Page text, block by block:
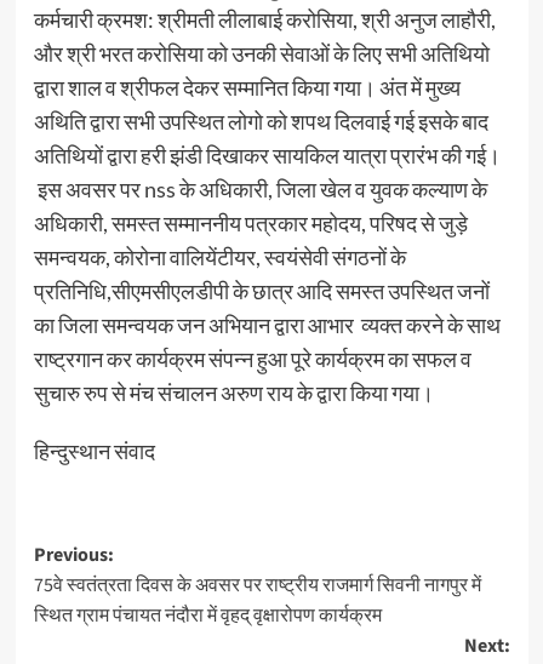
कर्मचारी क्रमश: श्रीमती लीलाबाई करोसिया, श्री अनुज लाहौरी,
और श्री भरत करोसिया को उनकी सेवाओं के लिए सभी अतिथियो
द्वारा शाल व श्रीफल देकर सम्मानित किया गया। अंत में मुख्य
अथिति द्वारा सभी उपस्थित लोगो को शपथ दिलवाई गई इसके बाद
अतिथियों द्वारा हरी झंडी दिखाकर सायकिल यात्रा प्रारंभ की गई।
इस अवसर पर nss के अधिकारी, जिला खेल व युवक कल्याण के
अधिकारी, समस्त सम्माननीय पत्रकार महोदय, परिषद से जुड़े
समन्वयक, कोरोना वालियेंटीयर, स्वयंसेवी संगठनों के
प्रतिनिधि,सीएमसीएलडीपी के छात्र आदि समस्त उपस्थित जनों
का जिला समन्वयक जन अभियान द्वारा आभार व्यक्त करने के साथ
राष्ट्रगान कर कार्यक्रम संपन्न हुआ पूरे कार्यक्रम का सफल व
सुचारु रुप से मंच संचालन अरुण राय के द्वारा किया गया।
हिन्दुस्थान संवाद
Post
navigation
Previous:
75वे स्वतंत्रता दिवस के अवसर पर राष्ट्रीय राजमार्ग सिवनी नागपुर में
स्थित ग्राम पंचायत नंदौरा में वृहद् वृक्षारोपण कार्यक्रम
Next: